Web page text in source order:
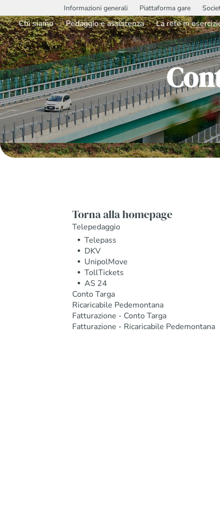
Informazioni generali Piattaforma gare
Chi siamo Pedaggio e assistenza La rete in
Torna alla homepage
Telepedaggio
Telepass
DKV
UnipolMove
TollTickets
AS 24
Conto Targa
Ricaricabile Pedemontana
Fatturazione - Conto Targa
Fatturazione - Ricaricabile Pedemontana